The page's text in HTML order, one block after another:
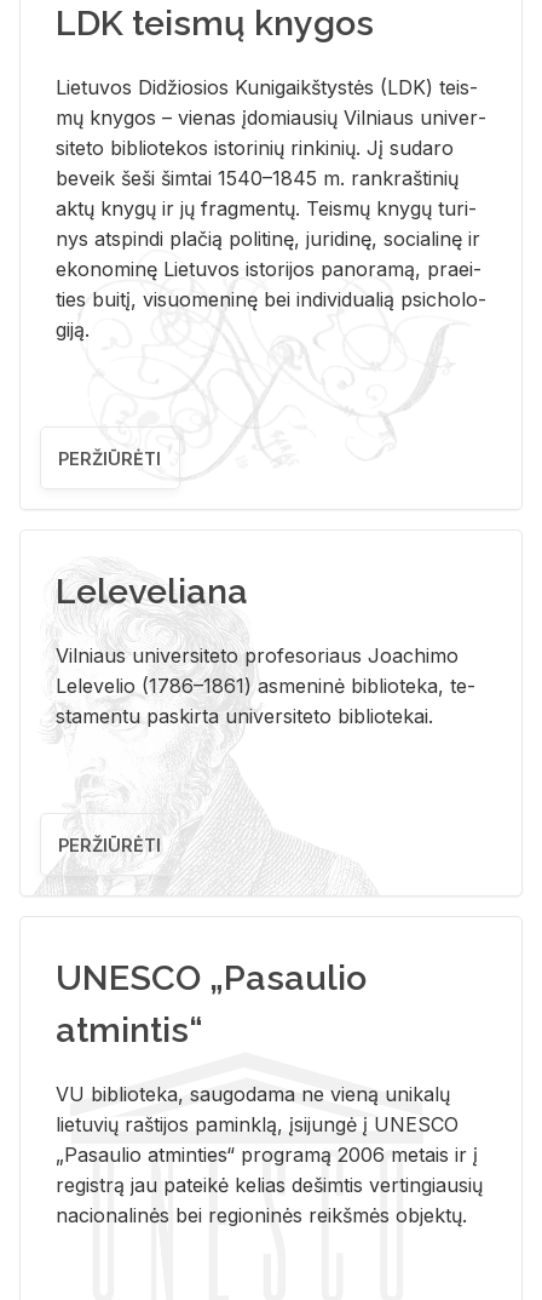
LDK teismų knygos
Lie­tu­vos Di­džio­sios Ku­ni­gaikš­tys­tės (LDK) teis­
mų kny­gos – vie­nas įdo­miau­sių Vil­niaus uni­ver­
si­te­to bi­b­lio­te­kos is­to­ri­nių rin­ki­nių. Jį su­da­ro
be­veik šeši šim­tai 1540–1845 m. rank­raš­ti­nių
aktų kny­gų ir jų frag­men­tų. Teis­mų kny­gų tu­ri­
nys at­spin­di pla­čią po­li­ti­nę, ju­ri­di­nę, so­cia­li­nę ir
eko­no­mi­nę Lie­tu­vos is­to­ri­jos pa­no­ra­mą, pra­ei­
ties bui­tį, vi­suo­me­ni­nę bei in­di­vi­dua­lią psi­cho­lo­
gi­ją.
PERŽIŪRĖTI
Leleveliana
Vil­niaus uni­ver­si­te­to pro­fe­so­riaus Jo­a­chi­mo
Le­le­ve­lio (1786–1861) as­me­ni­nė bi­b­lio­te­ka, te­
sta­men­tu pa­skir­ta uni­ver­si­te­to bi­b­lio­te­kai.
PERŽIŪRĖTI
UNESCO „Pasaulio
atmintis“
VU biblioteka, saugodama ne vieną unikalų
lietuvių raštijos paminklą, įsijungė į UNESCO
„Pasaulio atminties“ programą 2006 metais ir į
registrą jau pateikė kelias dešimtis vertingiausių
nacionalinės bei regioninės reikšmės objektų.